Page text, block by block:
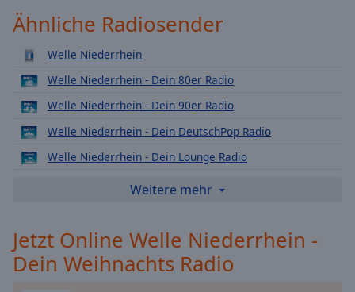
Chapters
Chapters
Descriptions
descriptions
off,
selected
settings
opens
subtitles
Ähnliche Radiosender
Welle Niederrhein
Welle Niederrhein - Dein 80er Radio
Welle Niederrhein - Dein 90er Radio
Welle Niederrhein - Dein DeutschPop Radio
Welle Niederrhein - Dein Lounge Radio
Welle Niederrhein - Dein Love Radio
Welle Niederrhein - Dein Schlager Radio
Welle Niederrhein - Dein Top40 Radio
Weitere mehr
Jetzt Online Welle Niederrhein -
Dein Weihnachts Radio